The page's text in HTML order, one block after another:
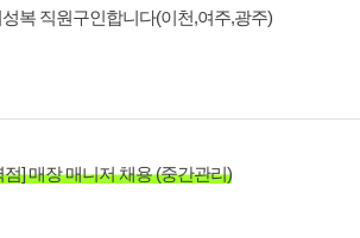
복 직원구인합니다(이천,여주,광주)
] 매장 매니저 채용 (중간관리)